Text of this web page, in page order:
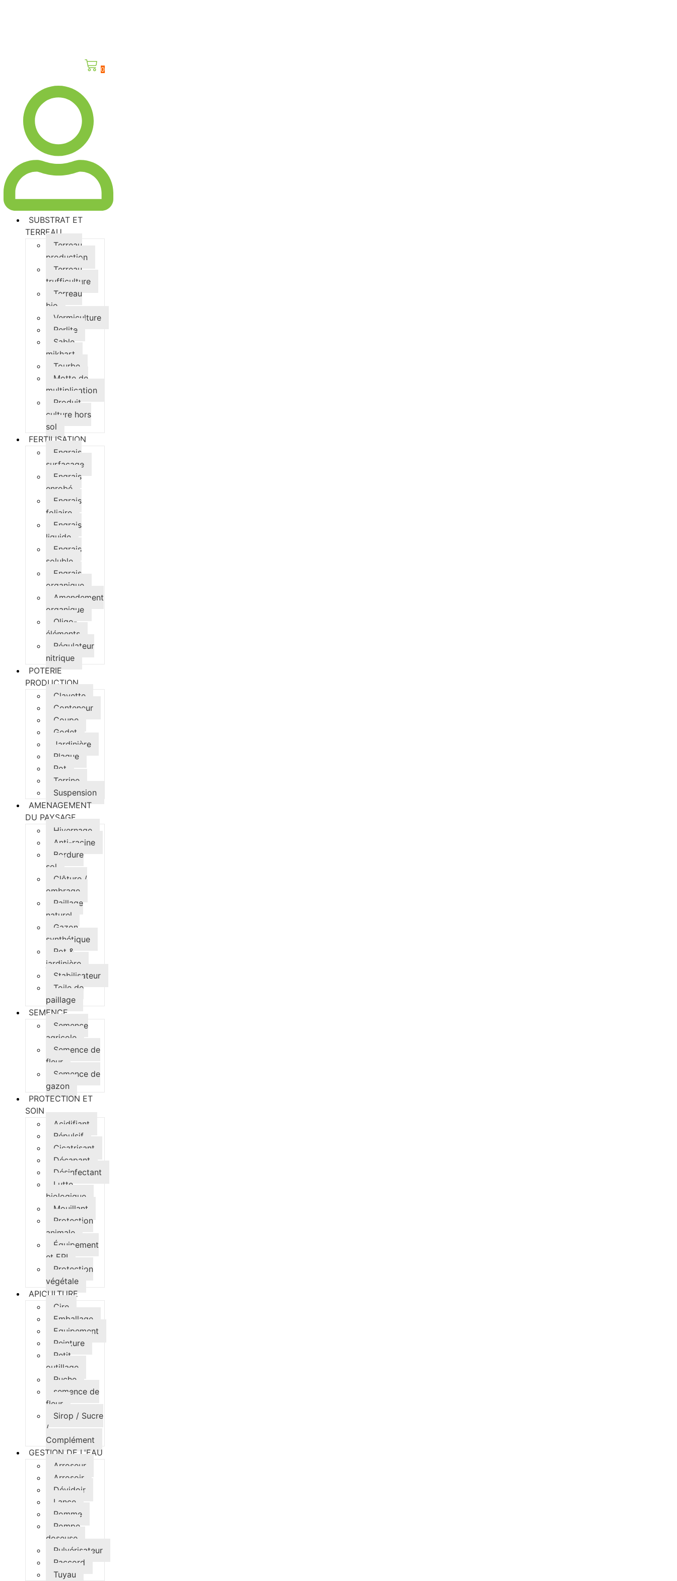
0
SUBSTRAT ET
TERREAU
Terreau
production
Terreau
trufficulture
Terreau
bio
Vermiculture
Perlite
Sable
mikhart
Tourbe
Motte de
multiplication
Produit
culture hors
sol
FERTILISATION
Engrais
surfaçage
Engrais
enrobé
Engrais
foliaire
Engrais
liquide
Engrais
soluble
Engrais
organique
Amendement
organique
Oligo-
éléments
Régulateur
nitrique
POTERIE
PRODUCTION
Clayette
Conteneur
Coupe
Godet
Jardinière
Plaque
Pot
Terrine
Suspension
AMENAGEMENT
DU PAYSAGE
Hivernage
Anti-racine
Bordure
sol
Clôture /
ombrage
Paillage
naturel
Gazon
synthétique
Pot &
jardinière
Stabilisateur
Toile de
paillage
SEMENCE
Semence
agricole
Semence de
fleur
Semence de
gazon
PROTECTION ET
SOIN
Acidifiant
Répulsif
Cicatrisant
Décapant
Désinfectant
Lutte
biologique
Mouillant
Protection
animale
Équipement
et EPI
Protection
végétale
APICULTURE
Cire
Emballage
Equipement
Peinture
Petit
outillage
Ruche
semence de
fleur
Sirop / Sucre
/
Complément
GESTION DE L'EAU
Arroseur
Arrosoir
Dévidoir
Lance
Pomme
Pompe
doseuse
Pulvérisateur
Raccord
Tuyau